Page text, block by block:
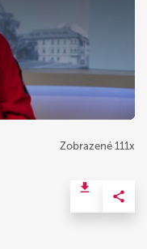
Zobrazené 111x